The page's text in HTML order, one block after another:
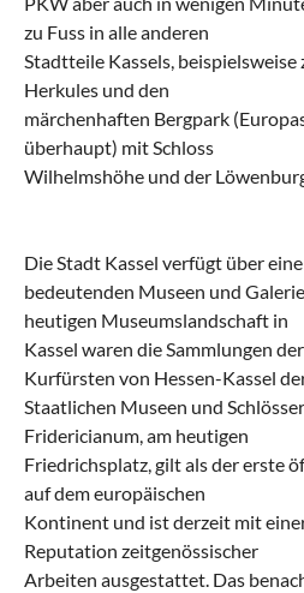
zu Fuss in alle anderen
Stadtteile Kassels,
Herkules und den
märchenhaften Bergpark
überhaupt) mit Schloss
Wilhelmshöhe und der
Die Stadt Kassel verfügt über
bedeutenden Museen und
heutigen Museumslandschaft in
Kassel waren die Sammlungen
Kurfürsten von Hessen-Kassel
Staatlichen Museen und
Fridericianum, am heutigen
Friedrichsplatz, gilt als der erste
auf dem europäischen
Kontinent und ist derzeit mit
Reputation zeitgenössischer
Arbeiten ausgestattet. Das